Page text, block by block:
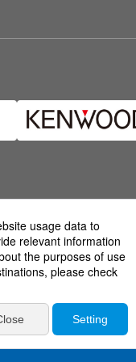
個人情報保護方針
製品安全に関する基本方針